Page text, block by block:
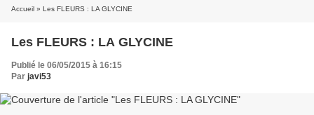
Accueil » Les FLEURS : LA GLYCINE
Les FLEURS : LA GLYCINE
Publié le 06/05/2015 à 16:15
Par javi53